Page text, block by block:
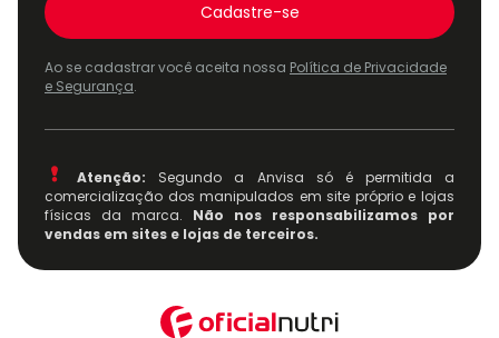
Cadastre-se
Ao se cadastrar você aceita nossa Política de Privacidade
e Segurança.
Atenção: Segundo a Anvisa só é permitida a
comercialização dos manipulados em site próprio e lojas
físicas da marca. Não nos responsabilizamos por
vendas em sites e lojas de terceiros.